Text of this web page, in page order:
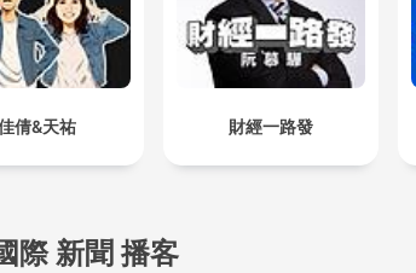
倩&天祐 財經一路發
際 新聞 播客